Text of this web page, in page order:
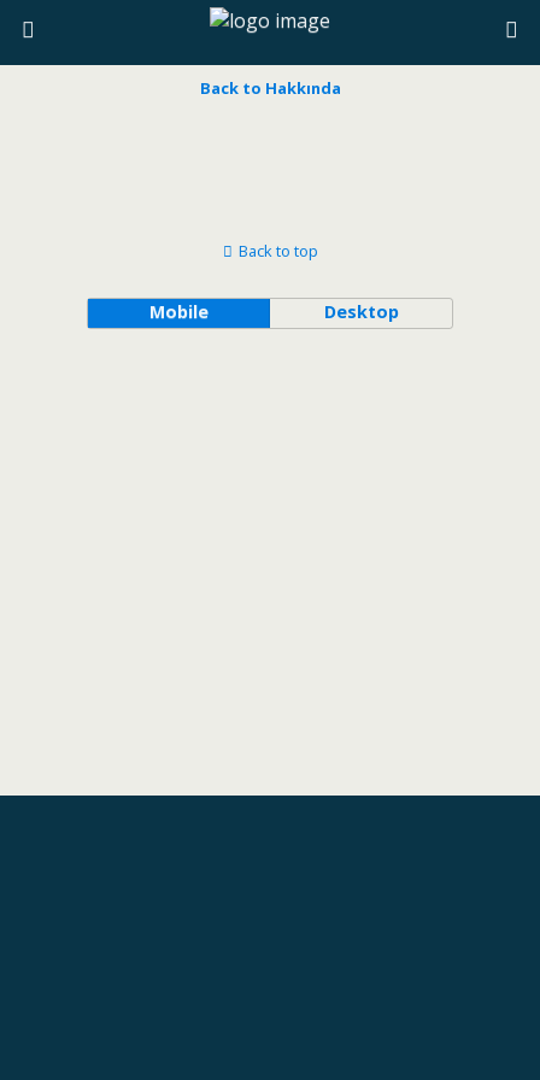
Back to Hakkında
Back to top
Mobile Desktop